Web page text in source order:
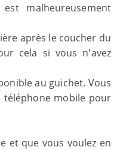
malheureusement
après le coucher du
cela si vous n'avez
au guichet. Vous
téléphone mobile pour
et que vous voulez en